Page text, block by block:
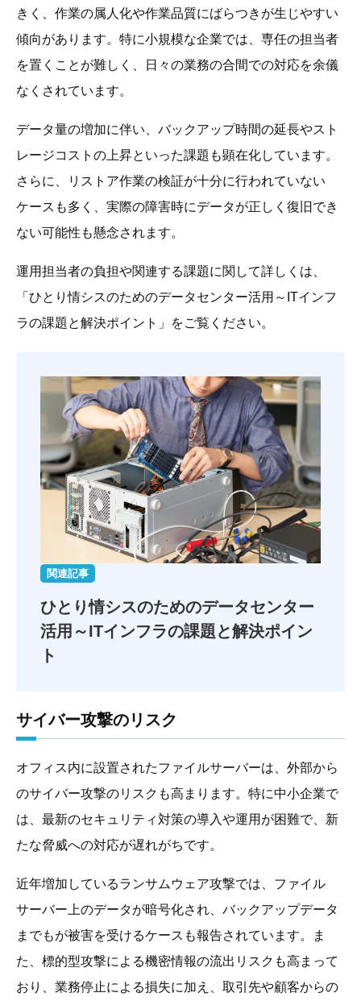
きく、作業の属人化や作業品質にばらつきが生じやすい
傾向があります。特に小規模な企業では、専任の担当者
を置くことが難しく、日々の業務の合間での対応を余儀
なくされています。
データ量の増加に伴い、バックアップ時間の延長やスト
レージコストの上昇といった課題も顕在化しています。
さらに、リストア作業の検証が十分に行われていない
ケースも多く、実際の障害時にデータが正しく復旧でき
ない可能性も懸念されます。
運用担当者の負担や関連する課題に関して詳しくは、
「ひとり情シスのためのデータセンター活用～ITインフ
ラの課題と解決ポイント」をご覧ください。
関連記事
ひとり情シスのためのデータセンター
活用 ～ITインフラの課題と解決ポイン
ト
サイバー攻撃のリスク
オフィス内に設置されたファイルサーバーは、外部から
のサイバー攻撃のリスクも高まります。特に中小企業で
は、最新のセキュリティ対策の導入や運用が困難で、新
たな脅威への対応が遅れがちです。
近年増加しているランサムウェア攻撃では、ファイル
サーバー上のデータが暗号化され、バックアップデータ
までもが被害を受けるケースも報告されています。ま
た、標的型攻撃による機密情報の流出リスクも高まって
おり、業務停止による損失に加え、取引先や顧客からの